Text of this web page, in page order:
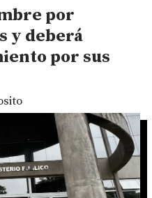
por
y deberá
por sus